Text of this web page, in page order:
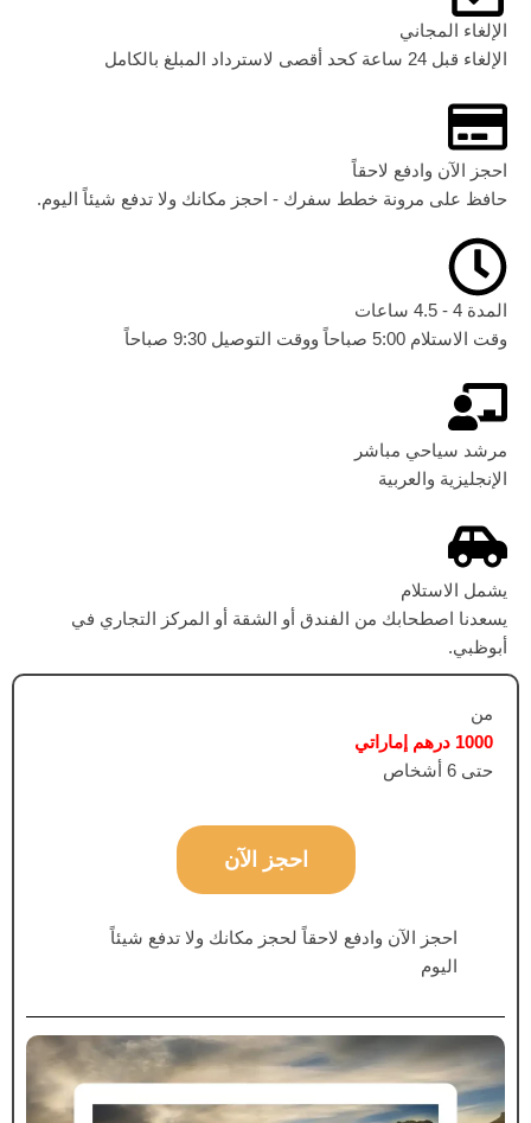
الإلغاء المجاني
الإلغاء قبل 24 ساعة كحد أقصى لاسترداد المبلغ بالكامل
احجز الآن وادفع لاحقاً
حافظ على مرونة خطط سفرك - احجز مكانك ولا تدفع شيئاً اليوم.
المدة 4 - 4.5 ساعات
وقت الاستلام 5:00 صباحاً ووقت التوصيل 9:30 صباحاً
مرشد سياحي مباشر
الإنجليزية والعربية
يشمل الاستلام
يسعدنا اصطحابك من الفندق أو الشقة أو المركز التجاري في
أبوظبي.
من
1000 درهم إماراتي
حتى 6 أشخاص
احجز الآن
احجز الآن وادفع لاحقاً لحجز مكانك ولا تدفع شيئاً
اليوم